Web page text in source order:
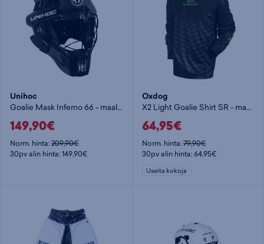
Unihoc
Goalie Mask Inferno 66 - maalivahdin maski
149,90€
Norm. hinta:209,90€
30pv alin hinta: 149,90€
Oxdog
X2 Light Goalie Shirt SR - maalivahdin paita
64,95€
Norm. hinta:79,90€
30pv alin hinta: 64,95€
Useita kokoja